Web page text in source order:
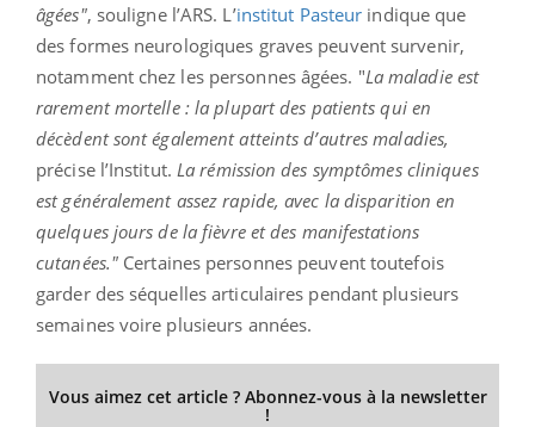
âgées", souligne l’ARS. L’institut Pasteur indique que
des formes neurologiques graves peuvent survenir,
notamment chez les personnes âgées. "La maladie est
rarement mortelle : la plupart des patients qui en
décèdent sont également atteints d’autres maladies,
précise l’Institut. La rémission des symptômes cliniques
est généralement assez rapide, avec la disparition en
quelques jours de la fièvre et des manifestations
cutanées." Certaines personnes peuvent toutefois
garder des séquelles articulaires pendant plusieurs
semaines voire plusieurs années.
Vous aimez cet article ? Abonnez-vous à la newsletter
!